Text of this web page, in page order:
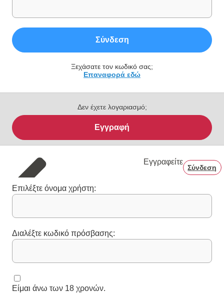
Σύνδεση
Ξεχάσατε τον κωδικό σας;
Επαναφορά εδώ
Δεν έχετε λογαριασμό;
Εγγραφή
Εγγραφείτε
Σύνδεση
Επιλέξτε όνομα χρήστη:
Διαλέξτε κωδικό πρόσβασης:
Είμαι άνω των 18 χρονών.